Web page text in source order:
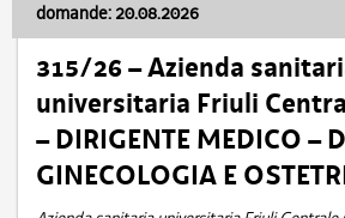
domande: 20.08.2026
315/26 – Azienda
universitaria Friuli
– DIRIGENTE MEDICO –
GINECOLOGIA E